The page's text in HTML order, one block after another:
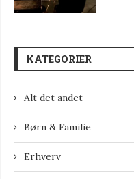
KATEGORIER
Alt det andet
Børn & Familie
Erhverv